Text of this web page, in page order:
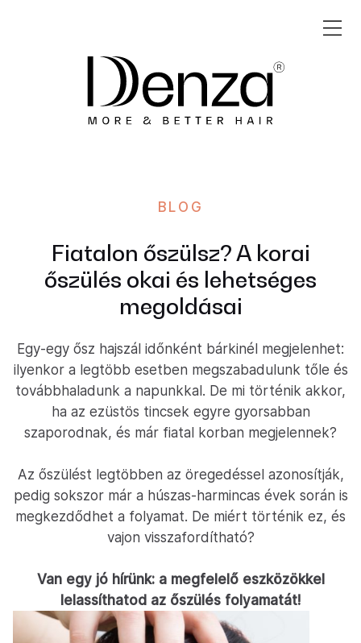
BLOG
Fiatalon őszülsz? A korai
őszülés okai és lehetséges
megoldásai
Egy-egy ősz hajszál időnként bárkinél megjelenhet:
ilyenkor a legtöbb esetben megszabadulunk tőle és
továbbhaladunk a napunkkal. De mi történik akkor,
ha az ezüstös tincsek egyre gyorsabban
szaporodnak, és már fiatal korban megjelennek?
Az őszülést legtöbben az öregedéssel azonosítják,
pedig sokszor már a húszas-harmincas évek során is
megkezdődhet a folyamat. De miért történik ez, és
vajon visszafordítható?
Van egy jó hírünk: a megfelelő eszközökkel
lelassíthatod az őszülés folyamatát!